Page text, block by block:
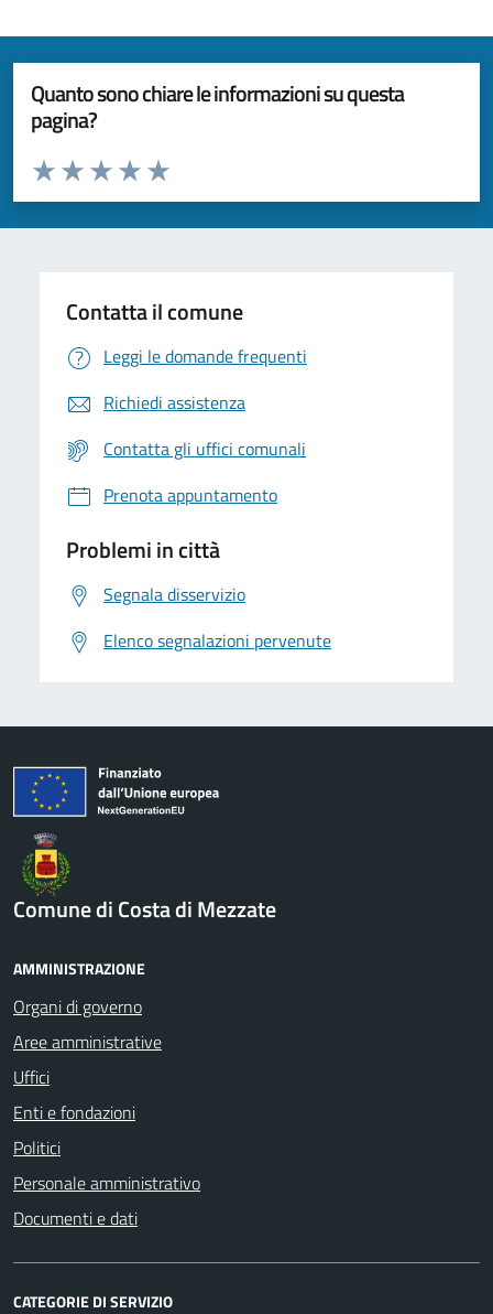
Quanto sono chiare le informazioni su questa
pagina?
Valuta da 1 a 5 stelle la pagina
Valuta 5 stelle su 5
Valuta 4 stelle su 5
Valuta 3 stelle su 5
Valuta 2 stelle su 5
Valuta 1 stelle su 5
Contatta il comune
Leggi le domande frequenti
Richiedi assistenza
Contatta gli uffici comunali
Prenota appuntamento
Problemi in città
Segnala disservizio
Elenco segnalazioni pervenute
Comune di Costa di Mezzate
AMMINISTRAZIONE
Organi di governo
Aree amministrative
Uffici
Enti e fondazioni
Politici
Personale amministrativo
Documenti e dati
CATEGORIE DI SERVIZIO